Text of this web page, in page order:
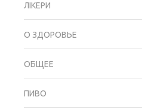
УМОВАХ
ЛІКЕРИ
О ЗДОРОВЬЕ
ОБЩЕЕ
ПИВО